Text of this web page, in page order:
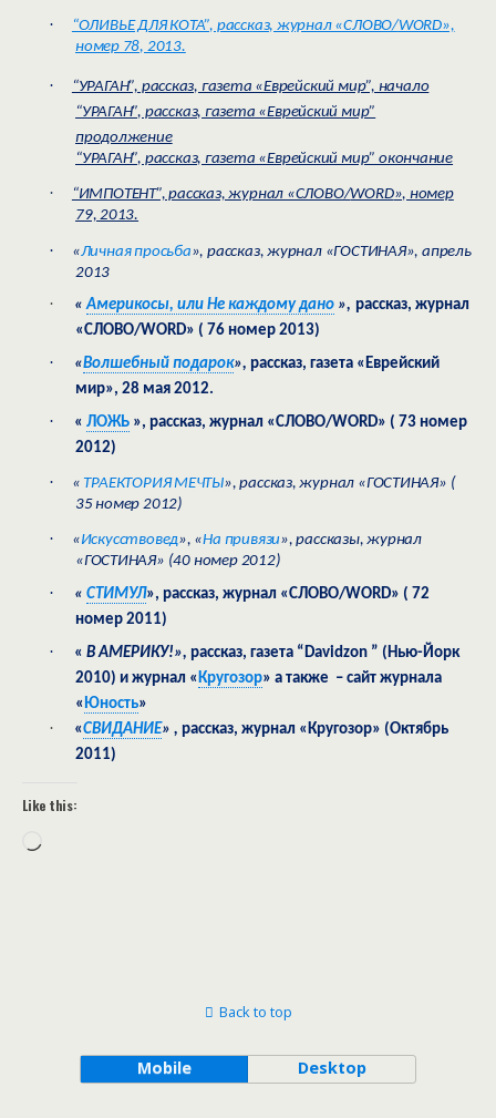
· “ОЛИВЬЕ ДЛЯ КОТА”, рассказ, журнал «СЛОВО/WORD»,
номер 78, 2013.
·
“УРАГАН”, рассказ, газета «Еврейский мир”, начало
“УРАГАН”, рассказ, газета «Еврейский мир”
продолжение
“УРАГАН”, рассказ, газета «Еврейский мир” окончание
· “ИМПОТЕНТ”, рассказ, журнал «СЛОВО/WORD», номер
79, 2013.
· «Личная просьба», рассказ, журнал «ГОСТИНАЯ», апрель
2013
· «Америкосы, или Не каждому дано », рассказ, журнал
«СЛОВО/WORD» ( 76 номер 2013)
· «Волшебный подарок», рассказ, газета «Еврейский
мир», 28 мая 2012.
· « ЛОЖЬ », рассказ, журнал «СЛОВО/WORD» ( 73 номер
2012)
· «ТРАЕКТОРИЯ МЕЧТЫ», рассказ, журнал «ГОСТИНАЯ» (
35 номер 2012)
· «Искусствовед», «На привязи», рассказы, журнал
«ГОСТИНАЯ» (40 номер 2012)
· « СТИМУЛ», рассказ, журнал «СЛОВО/WORD» ( 72
номер 2011)
· « В АМЕРИКУ!», рассказ, газета “ Davidzon ” (Нью-Йорк
2010) и журнал « Кругозор» а также – сайт журнала
« Юность»
· «СВИДАНИЕ» , рассказ, журнал «Кругозор» (Октябрь
2011)
Like this:
Loading…
Back to top
Mobile Desktop